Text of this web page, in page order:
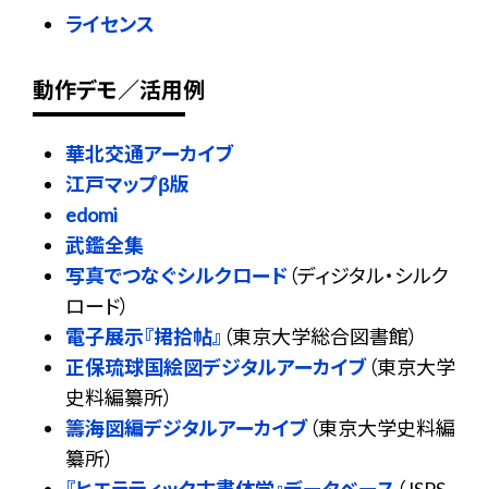
ライセンス
動作デモ／活用例
華北交通アーカイブ
江戸マップβ版
edomi
武鑑全集
写真でつなぐシルクロード（ディジタル・シルク
ロード）
電子展示『捃拾帖』 （東京大学総合図書館）
正保琉球国絵図デジタルアーカイブ（東京大学
史料編纂所）
籌海図編デジタルアーカイブ（東京大学史料編
纂所）